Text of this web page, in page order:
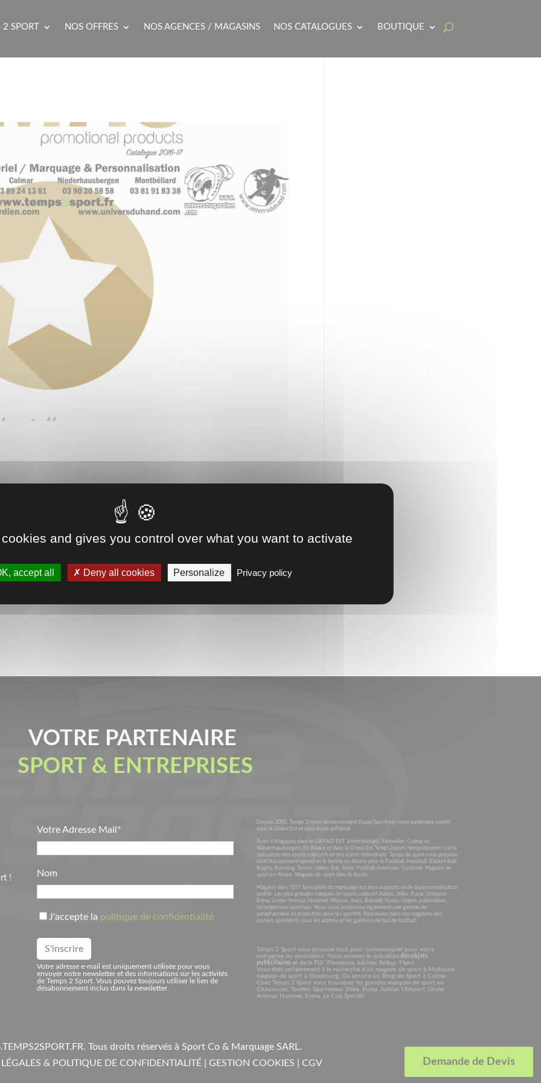
SPORT NOS OFFRES NOS AGENCES / MAGASINS NOS CATALOGUES BOUTIQUE
VOTRE PARTENAIRE
SPORT & ENTREPRISES
!
Votre Adresse Mail*
Nom
J'accepte la politique de confidentialité
Votre adresse e-mail est uniquement utilisée pour vous
envoyer notre newsletter et des informations sur les activités
de Temps 2 Sport. Vous pouvez toujours utiliser le lien de
désabonnement inclus dans la newsletter.
Depuis 2003, Temps 2 sport (anciennement Equip’Sport) est votre partenaire sportif
dans le Grand Est et dans toute la France .
Avec 4 Magasins dans le GRAND EST à Montbéliard, Richwiller, Colmar et
Niederhausbergen. En Alsace et dans le Grand Est Temps2sport ( tempsdesport ) est le
spécialiste des sports collectifs et des sports individuels. Temps de sport vous propose
tout l’équipement sportif et le textile en Alsace pour le Football, Handball, Basket-Ball,
Rugby, Running, Tennis, Volley-Ball, Boxe, Football Américain, Cyclisme. Magasin de
sport en Alsace, Magasin de sport dans le doubs.
Magasin dans l’EST Spécialiste du marquage sur tous supports et de la personnalisation
textile. Les plus grandes marques de sports collectif Adidas, Nike, Puma, Uhlsport,
Erima, Under Armour, Hummel, Mizuno, Asics, Babolat, Yonex. Objets publicitaires,
récompenses sportives. Nous vous proposons également une gamme de
parapharmacie et protection pour les sportifs. Retrouvez dans nos magasins des
corners spécialisés pour les arbitres et les gardiens de but de football.
Temps 2 Sport vous propose tout pour communiquer pour votre
entreprise ou association. Nous sommes le spécialistedes objets
publicitaireset de la PLV (Panneaux, bâches, Rollup, Flyer)
Vous êtes certainement à la recherche d’un magasin de sport à Mulhouse.
magasin de sport à Strasbourg. Ou encore un Shop de Sport à Colmar.
Chez Temps 2 Sport vous trouverez les grandes marques de sport en
Chaussures, Textiles, Sportswear (Nike, Puma, Adidas, Uhlsport, Under
Armour Hummel, Erima, Le Coq Sportif).
Demande de Devis
TEMPS2SPORT.FR. Tous droits réservés à Sport Co & Marquage SARL.
& POLITIQUE DE CONFIDENTIALITÉ| GESTION COOKIES CGV
and gives you control over what you want to activate
accept all Deny all cookies Personalize Privacy policy